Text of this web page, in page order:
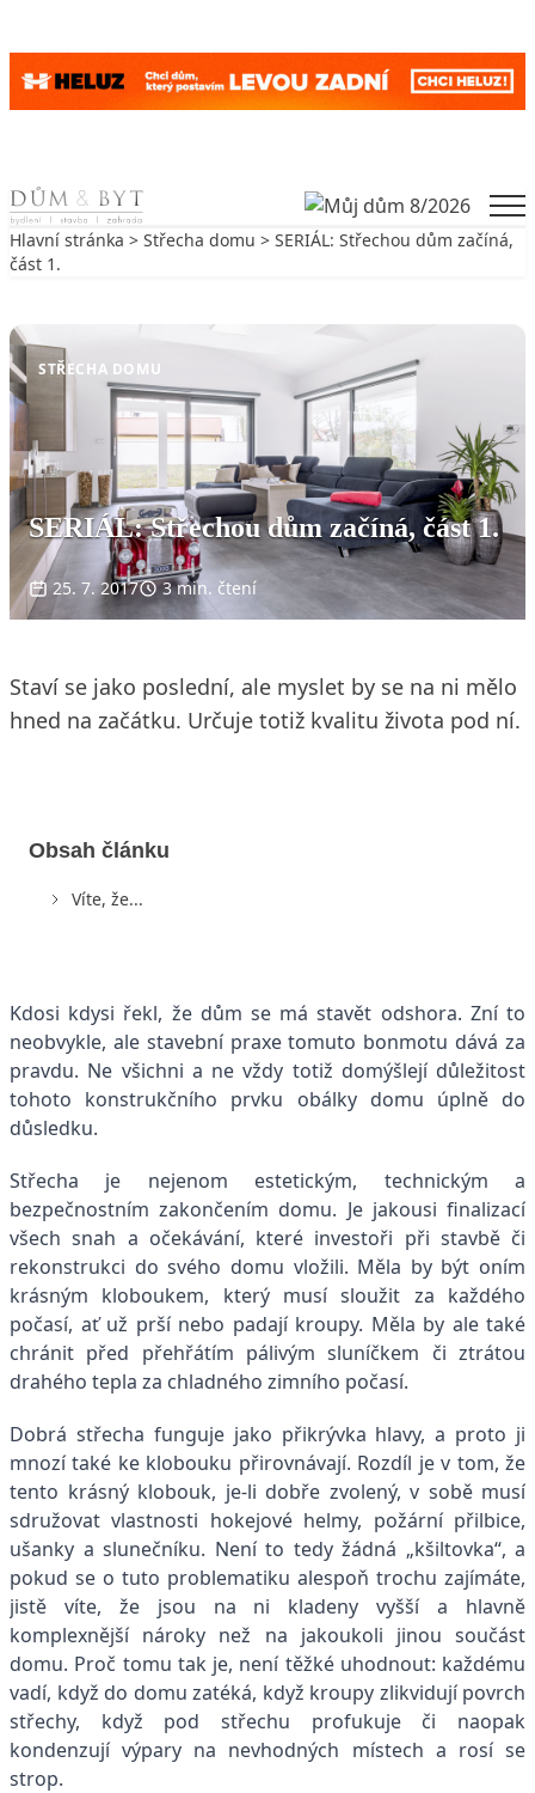
Skip to content
Hlavní stránka > Střecha domu > SERIÁL: Střechou dům začíná,
část 1.
STŘECHA DOMU
SERIÁL: Střechou dům začíná, část 1.
25. 7. 2017 3 min. čtení
Staví se jako poslední, ale myslet by se na ni mělo
hned na začátku. Určuje totiž kvalitu života pod ní.
Obsah článku
Víte, že...
Kdosi kdysi řekl, že dům se má stavět odshora. Zní to
neobvykle, ale stavební praxe tomuto bonmotu dává za
pravdu. Ne všichni a ne vždy totiž domýšlejí důležitost
tohoto konstrukčního prvku obálky domu úplně do
důsledku.
Střecha je nejenom estetickým, technickým a
bezpečnostním zakončením domu. Je jakousi finalizací
všech snah a očekávání, které investoři při stavbě či
rekonstrukci do svého domu vložili. Měla by být oním
krásným kloboukem, který musí sloužit za každého
počasí, ať už prší nebo padají kroupy. Měla by ale také
chránit před přehřátím pálivým sluníčkem či ztrátou
drahého tepla za chladného zimního počasí.
Dobrá střecha funguje jako přikrývka hlavy, a proto ji
mnozí také ke klobouku přirovnávají. Rozdíl je v tom, že
tento krásný klobouk, je-li dobře zvolený, v sobě musí
sdružovat vlastnosti hokejové helmy, požární přilbice,
ušanky a slunečníku. Není to tedy žádná „kšiltovka“, a
pokud se o tuto problematiku alespoň trochu zajímáte,
jistě víte, že jsou na ni kladeny vyšší a hlavně
komplexnější nároky než na jakoukoli jinou součást
domu. Proč tomu tak je, není těžké uhodnout: každému
vadí, když do domu zatéká, když kroupy zlikvidují povrch
střechy, když pod střechu profukuje či naopak
kondenzují výpary na nevhodných místech a rosí se
strop.